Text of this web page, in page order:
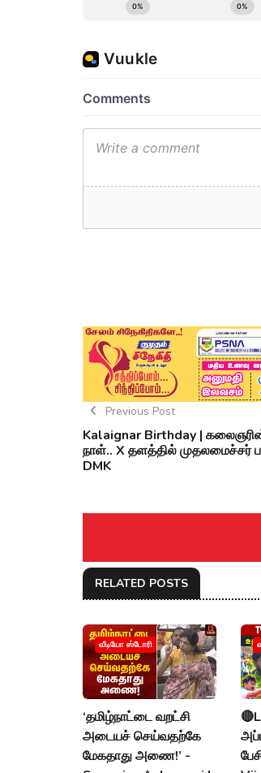
Previous Post
Kalaignar Birthday |
நாள்.. X தளத்தில் முதலமைச்சர்
DMK
RELATED POSTS
வீடியோ ஸ்டோரி
‘தமிழ்நாட்டை வறட்சி
அடையச் செய்வதற்கே
மேகதாது அணை!’ -